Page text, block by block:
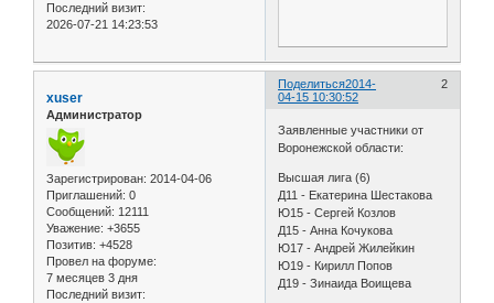
Последний визит:
2026-07-21 14:23:53
Поделиться 2
2014-
04-15 10:30:52
xuser
Администратор
Зарегистрирован: 2014-04-06
Приглашений: 0
Сообщений: 12111
Уважение: +3655
Позитив: +4528
Провел на форуме:
7 месяцев 3 дня
Последний визит:
Заявленные участники от
Воронежской области:
Высшая лига (6)
Д11 - Екатерина Шестакова
Ю15 - Сергей Козлов
Д15 - Анна Кочукова
Ю17 - Андрей Жилейкин
Ю19 - Кирилл Попов
Д19 - Зинаида Воищева